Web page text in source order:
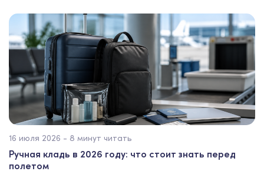
16 июля 2026 - 8 минут читать
Ручная кладь в 2026 году: что стоит знать перед
полетом